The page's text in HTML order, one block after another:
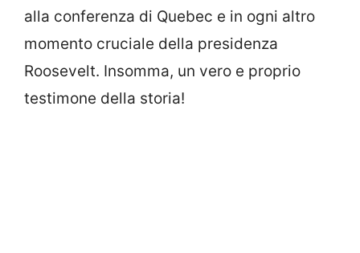
alla conferenza di Quebec e in ogni altro
momento cruciale della presidenza
Roosevelt. Insomma, un vero e proprio
testimone della storia!